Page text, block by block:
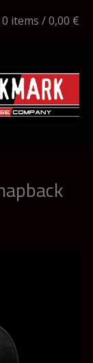
0 items /0,00 €